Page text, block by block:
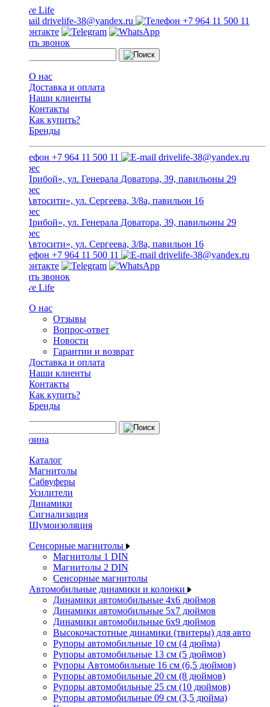
drivelife-38@yandex.ru +7 964 11 500 11
Заказать звонок
О нас
Доставка и оплата
Наши клиенты
Контакты
Как купить?
Бренды
+7 964 11 500 11 drivelife-38@yandex.ru
ТЦ «Прибой», ул. Генерала Доватора, 39, павильоны 29
ТЦ «Автосити», ул. Сергеева, 3/8а, павильон 16
ТЦ «Прибой», ул. Генерала Доватора, 39, павильоны 29
ТЦ «Автосити», ул. Сергеева, 3/8а, павильон 16
+7 964 11 500 11
drivelife-38@yandex.ru
Заказать звонок
О нас
Отзывы
Вопрос-ответ
Новости
Гарантии и возврат
Доставка и оплата
Наши клиенты
Контакты
Как купить?
Бренды
Каталог
Магнитолы
Сабвуферы
Усилители
Динамики
Сигнализация
Шумоизоляция
Сенсорные магнитолы
Магнитолы 1 DIN
Магнитолы 2 DIN
Сенсорные магнитолы
Автомобильные динамики и колонки
Динамики автомобильные 4x6 дюймов
Динамики автомобильные 5x7 дюймов
Динамики автомобильные 6x9 дюймов
Высокочастотные динамики (твитеры) для авто
Рупоры автомобильные 10 см (4 дюйма)
Рупоры автомобильные 13 см (5 дюймов)
Рупоры Автомобильные 16 см (6,5 дюймов)
Рупоры автомобильные 20 см (8 дюймов)
Рупоры автомобильные 25 см (10 дюймов)
Рупоры автомобильные 09 см (3,5 дюйма)